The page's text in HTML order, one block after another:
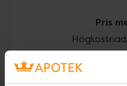
Pris